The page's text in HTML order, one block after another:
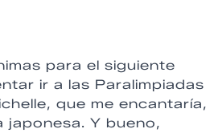
para el siguiente
ir a las Paralimpiadas
que me encantaría,
japonesa. Y bueno,